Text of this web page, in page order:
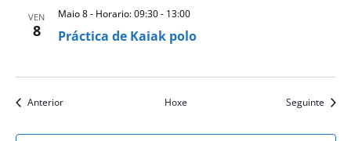
VEN
8 Práctica de Kaiak polo
Maio 8 - Horario: 09:30- 13:00
Anterioreventos Hoxe Seguinte